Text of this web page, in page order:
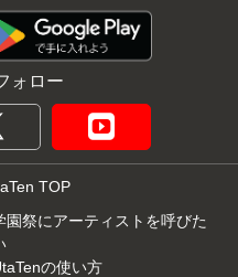
ォロー
TOP
園祭にアーティストを呼びた
の使い方